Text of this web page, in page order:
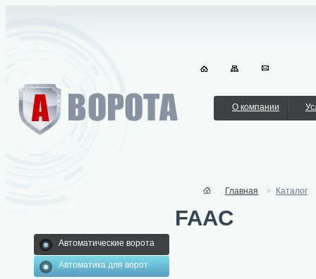
О компании
Автоматические ворота
Автоматика для ворот
Главная Каталог
FAAC